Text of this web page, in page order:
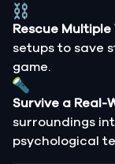
Rescue
setups to save
game.
Survive a Real-
surroundings
psychological